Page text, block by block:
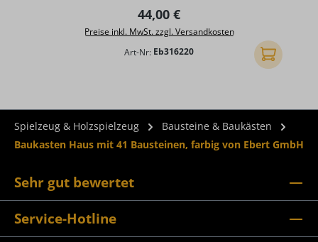
Regulärer Preis:
44,00 €
Preise inkl. MwSt. zzgl. Versandkosten
Art-Nr: Eb316220 In den
Spielzeug & Holzspielzeug
Bausteine & Baukästen
Baukasten Haus mit 41 Bausteinen, farbig von Ebert GmbH
Sehr gut bewertet
Service-Hotline